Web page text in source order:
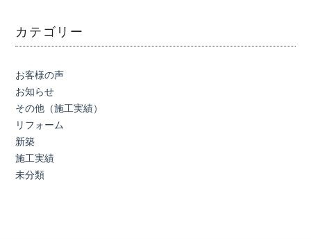
カテゴリー
お客様の声
お知らせ
その他（施工実績）
リフォーム
新築
施工実績
未分類